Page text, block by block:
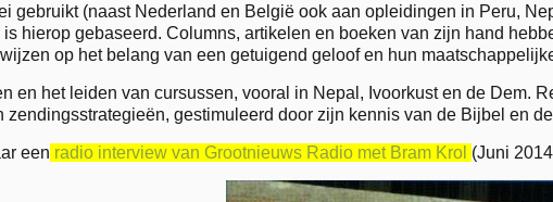
gebruikt (naast Nederland en België ook aan opleidingen in Peru,
is hierop gebaseerd. Columns, artikelen en boeken van zijn hand
op het belang van een getuigend geloof en hun
en het leiden van cursussen, vooral in Nepal, Ivoorkust en de Dem.
zendingsstrategieën, gestimuleerd door zijn kennis van de Bijbel en
een radio interview van Grootnieuws Radio met Bram Krol (Juni